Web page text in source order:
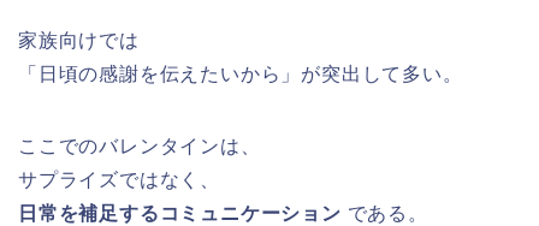
家族向けでは
「日頃の感謝を伝えたいから」が突出して多い。
ここでのバレンタインは、
サプライズではなく、
日常を補足するコミュニケーション である。